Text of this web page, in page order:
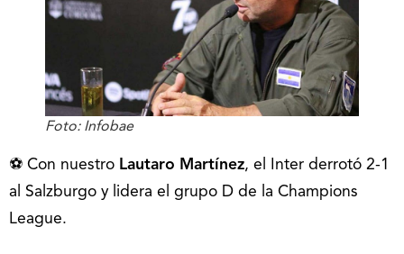
Foto: Infobae
⚽ Con nuestro Lautaro Martínez, el Inter derrotó 2-1
al Salzburgo y lidera el grupo D de la Champions
League.